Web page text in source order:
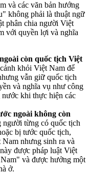
và các văn bản hướng
không phải là thuật ngữ
phân chia người Việt
với quyền lợi và nghĩa
còn quốc tịch Việt
khỏi Việt Nam để
vẫn giữ quốc tịch
và nghĩa vụ như công
khi thực hiện các
ngoài không còn
từng có quốc tịch
bị tước quốc tịch,
nhưng sinh ra và
được pháp luật Việt
và được hưởng một
ở.